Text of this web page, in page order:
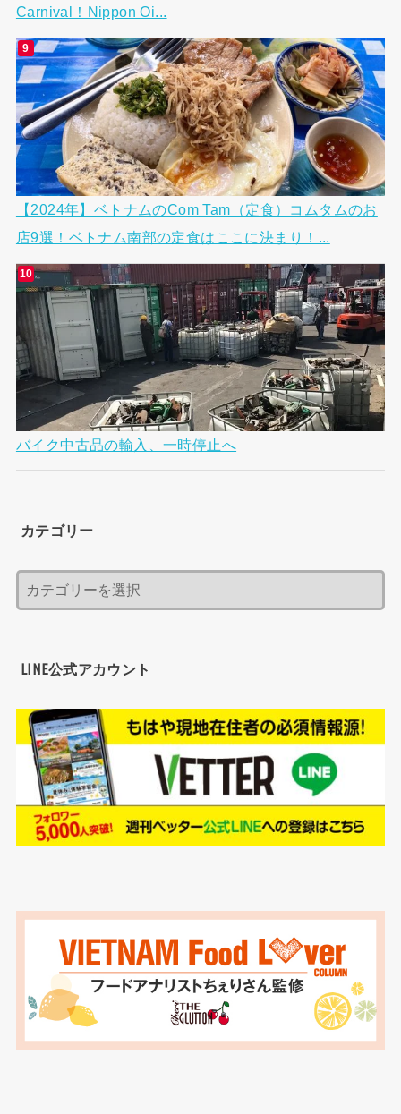
Carnival！Nippon Oi...
【2024年】ベトナムのCom Tam（定食）コムタムのお
店9選！ベトナム南部の定食はここに決まり！...
バイク中古品の輸入、一時停止へ
カテゴリー
LINE公式アカウント